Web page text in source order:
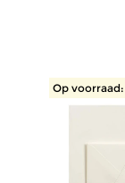
Op voorraad: